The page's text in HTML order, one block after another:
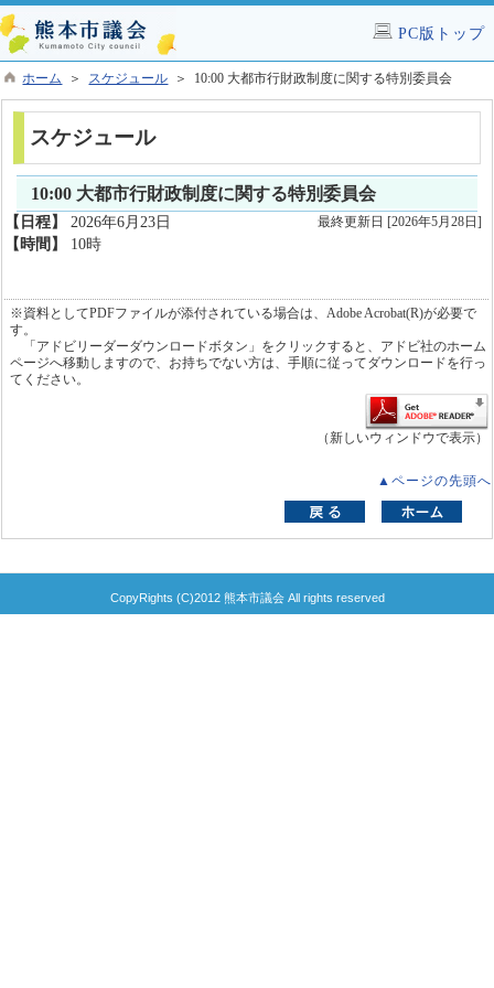
PC版トップ
ホーム ＞ スケジュール ＞ 10:00 大都市行財政制度に関する特別委員会
スケジュール
10:00 大都市行財政制度に関する特別委員会
【日程】 2026年6月23日 最終更新日 [2026年5月28日]
【時間】 10時
※資料としてPDFファイルが添付されている場合は、Adobe Acrobat(R)が必要で
す。
「アドビリーダーダウンロードボタン」をクリックすると、アドビ社のホーム
ページへ移動しますので、お持ちでない方は、手順に従ってダウンロードを行っ
てください。
（新しいウィンドウで表示）
▲ページの先頭へ
CopyRights (C)2012 熊本市議会 All rights reserved